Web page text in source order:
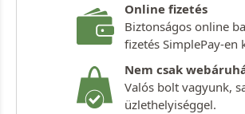
Online fizetés
Biztonságos online
fizetés SimplePay-en
Nem csak
Valós bolt vagyunk,
üzlethelyiséggel.